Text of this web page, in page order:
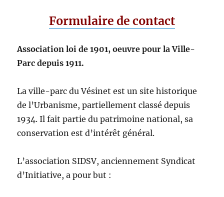
Formulaire de contact
Association loi de 1901, oeuvre pour la Ville-
Parc depuis 1911.
La ville-parc du Vésinet est un site historique
de l’Urbanisme, partiellement classé depuis
1934. Il fait partie du patrimoine national, sa
conservation est d’intérêt général.
L’association SIDSV, anciennement Syndicat
d’Initiative, a pour but :